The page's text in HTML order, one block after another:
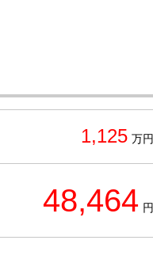
1,125 万円
48,464 円